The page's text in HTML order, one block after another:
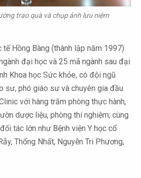
trao quà và chụp ảnh lưu niệm
Hồng Bàng (thành lập năm 1997)
đại học và 25 mã ngành sau đại
Khoa học Sức khỏe, có đội ngũ
sư, phó giáo sư và chuyên gia đầu
với hàng trăm phòng thực hành,
dược liệu, phòng thí nghiệm; cùng
tác lớn như Bệnh viện Y học cổ
Thống Nhất, Nguyễn Tri Phương,